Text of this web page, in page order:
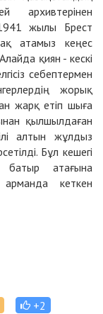
архивтерінен
жылы Брест
атамыз кеңес
қиян - кескі
себептермен
жорық
жарқ етіп шыға
қылшылдаған
алтын жұлдыз
Бұл кешегі
батыр атағына
кеткен
+2